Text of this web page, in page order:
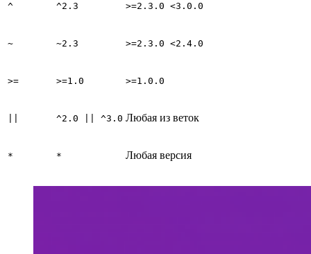
^ ^2.3 >=2.3.0 <3.0.0
~ ~2.3 >=2.3.0 <2.4.0
>= >=1.0 >=1.0.0
^2.0 || ^3.0 Любая из веток
* * Любая версия